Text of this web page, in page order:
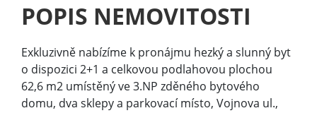
POPIS NEMOVITOSTI
Exkluzivně nabízíme k pronájmu hezký a slunný byt
o dispozici 2+1 a celkovou podlahovou plochou
62,6 m2 umístěný ve 3.NP zděného bytového
domu, dva sklepy a parkovací místo, Vojnova ul.,